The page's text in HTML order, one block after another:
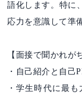
語化します。特に
応力を意識して準
【面接で聞かれが
・自己紹介と自己
・学生時代に最